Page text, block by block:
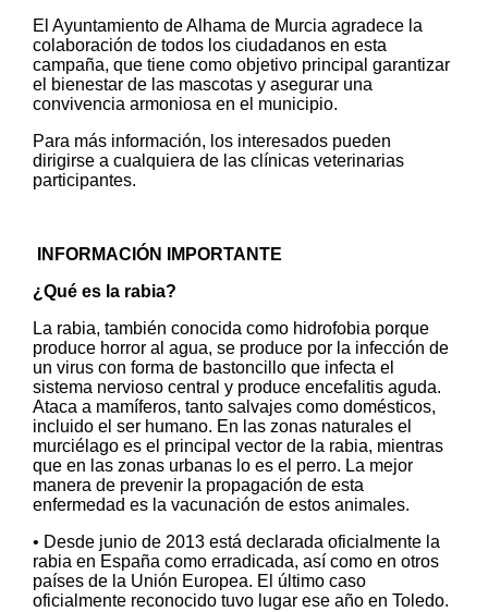
El Ayuntamiento de Alhama de Murcia agradece la
colaboración de todos los ciudadanos en esta
campaña, que tiene como objetivo principal garantizar
el bienestar de las mascotas y asegurar una
convivencia armoniosa en el municipio.
Para más información, los interesados pueden
dirigirse a cualquiera de las clínicas veterinarias
participantes.
INFORMACIÓN IMPORTANTE
¿Qué es la rabia?
La rabia, también conocida como hidrofobia porque
produce horror al agua, se produce por la infección de
un virus con forma de bastoncillo que infecta el
sistema nervioso central y produce encefalitis aguda.
Ataca a mamíferos, tanto salvajes como domésticos,
incluido el ser humano. En las zonas naturales el
murciélago es el principal vector de la rabia, mientras
que en las zonas urbanas lo es el perro. La mejor
manera de prevenir la propagación de esta
enfermedad es la vacunación de estos animales.
• Desde junio de 2013 está declarada oficialmente la
rabia en España como erradicada, así como en otros
países de la Unión Europea. El último caso
oficialmente reconocido tuvo lugar ese año en Toledo.